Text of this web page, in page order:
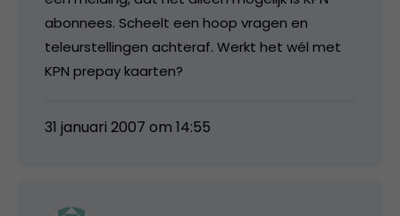
abonnees. Scheelt een hoop vragen en
teleurstellingen achteraf. Werkt het wél met
KPN prepay kaarten?
31 januari 2007 om 14:55